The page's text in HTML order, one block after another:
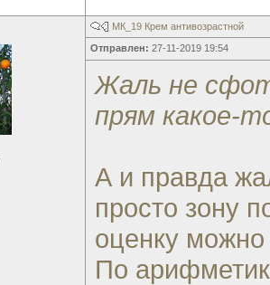
МК_19 Крем антивозрастной
Отправлен: 27-11-2019 19:54
Жаль не
прям какое-
А и правда
просто зону
оценку можно
По